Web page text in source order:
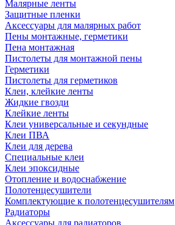
Малярные ленты
Защитные пленки
Аксессуары для малярных работ
Пены монтажные, герметики
Пена монтажная
Пистолеты для монтажной пены
Герметики
Пистолеты для герметиков
Клеи, клейкие ленты
Жидкие гвозди
Клейкие ленты
Клеи универсальные и секундные
Клеи ПВА
Клеи для дерева
Специальные клеи
Клеи эпоксидные
Отопление и водоснабжение
Полотенцесушители
Комплектующие к полотенцесушителям
Радиаторы
Аксессуары для радиаторов